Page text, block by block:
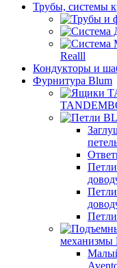
Трубы, системы
Realll
Кондукторы и
Фурнитура Blum